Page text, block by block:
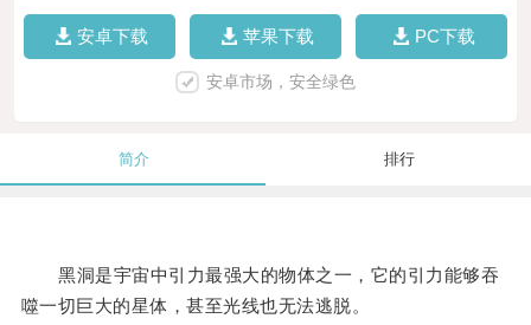
安卓下载 苹果下载 PC下载
安卓市场，安全绿色
简介 排行
黑洞是宇宙中引力最强大的物体之一，它的引力能够吞
噬一切巨大的星体，甚至光线也无法逃脱。